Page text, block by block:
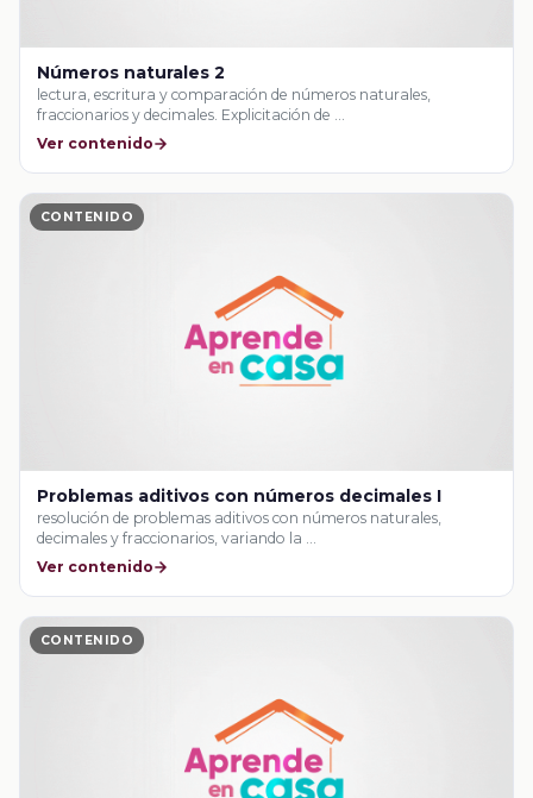
Números naturales 2
lectura, escritura y comparación de números naturales,
fraccionarios y decimales. Explicitación de …
Ver contenido
CONTENIDO
Problemas aditivos con números decimales I
resolución de problemas aditivos con números naturales,
decimales y fraccionarios, variando la …
Ver contenido
CONTENIDO